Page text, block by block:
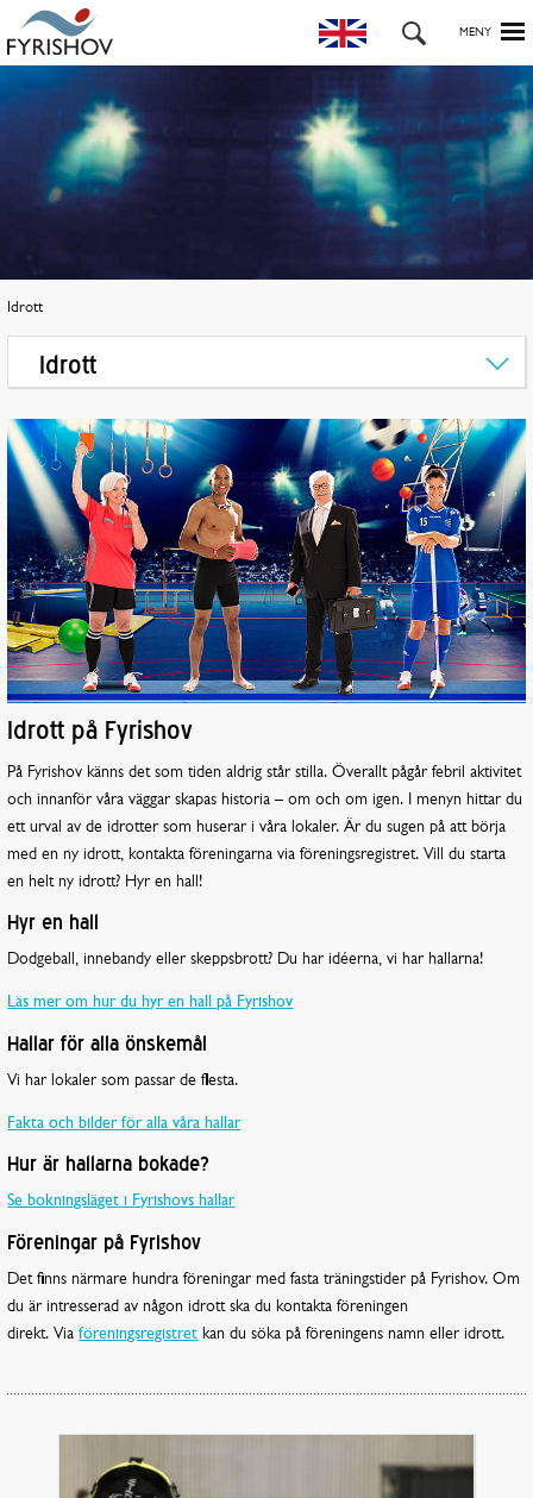
Idrott
Idrott
Idrott på Fyrishov
På Fyrishov känns det som tiden aldrig står stilla. Överallt pågår febril aktivitet
och innanför våra väggar skapas historia – om och om igen. I menyn hittar du
ett urval av de idrotter som huserar i våra lokaler. Är du sugen på att börja
med en ny idrott, kontakta föreningarna via föreningsregistret. Vill du starta
en helt ny idrott? Hyr en hall!
Hyr en hall
Dodgeball, innebandy eller skeppsbrott? Du har idéerna, vi har hallarna!
Läs mer om hur du hyr en hall på Fyrishov
Hallar för alla önskemål
Vi har lokaler som passar de flesta.
Fakta och bilder för alla våra hallar
Hur är hallarna bokade?
Se bokningsläget i Fyrishovs hallar
Föreningar på Fyrishov
Det finns närmare hundra föreningar med fasta träningstider på Fyrishov. Om
du är intresserad av någon idrott ska du kontakta föreningen
direkt. Viaföreningsregistret kan du söka på föreningens namn eller idrott.